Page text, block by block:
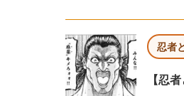
忍者
【忍